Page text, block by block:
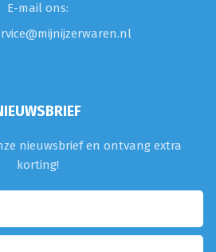
E-mail ons:
nieuwsbrief en ontvang extra
korting!